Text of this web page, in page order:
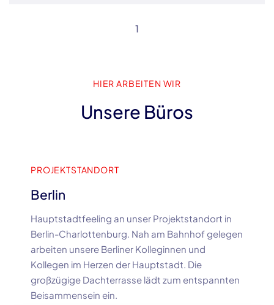
1
HIER ARBEITEN WIR
Unsere Büros
PROJEKTSTANDORT
Berlin
Hauptstadtfeeling an unser Projektstandort in
Berlin-Charlottenburg. Nah am Bahnhof gelegen
arbeiten unsere Berliner Kolleginnen und
Kollegen im Herzen der Hauptstadt. Die
großzügige Dachterrasse lädt zum entspannten
Beisammensein ein.